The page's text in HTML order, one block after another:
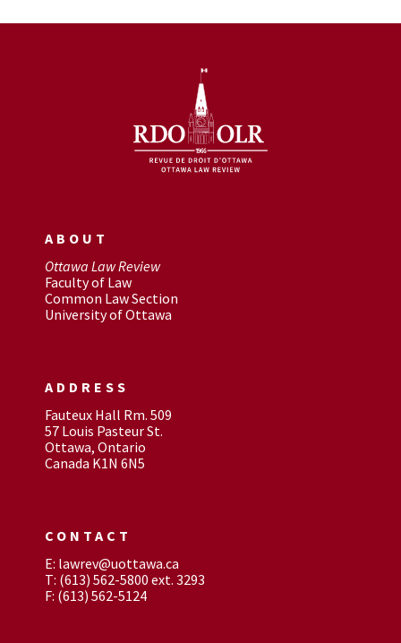
ABOUT
Ottawa Law Review
Faculty of Law
Common Law Section
University of Ottawa
ADDRESS
Fauteux Hall Rm. 509
57 Louis Pasteur St.
Ottawa, Ontario
Canada K1N 6N5
CONTACT
E: lawrev@uottawa.ca
T: (613) 562-5800 ext. 3293
F: (613) 562-5124